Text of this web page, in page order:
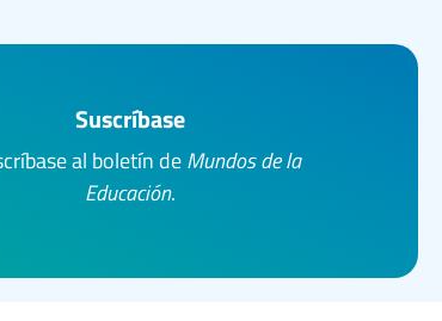
Suscríbase
al boletín de Mundos de la
Educación.